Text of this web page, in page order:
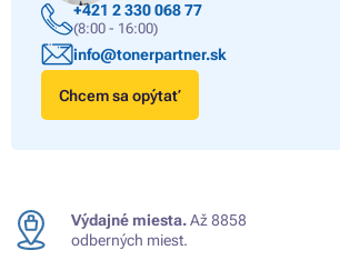
+421 2 330 068 77
(8:00 - 16:00)
info@tonerpartner.sk
Chcem sa opýtať
Výdajné miesta.Až 8858
odberných miest.